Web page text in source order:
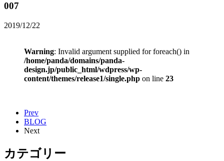
007
2019/12/22
Warning: Invalid argument supplied for foreach() in
/home/panda/domains/panda-
design.jp/public_html/wdpress/wp-
content/themes/release1/single.php on line 23
Prev
BLOG
Next
カテゴリー